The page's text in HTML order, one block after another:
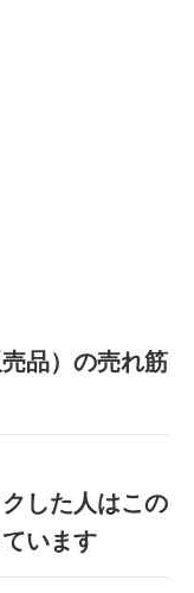
品）の売れ筋
した人はこの
います